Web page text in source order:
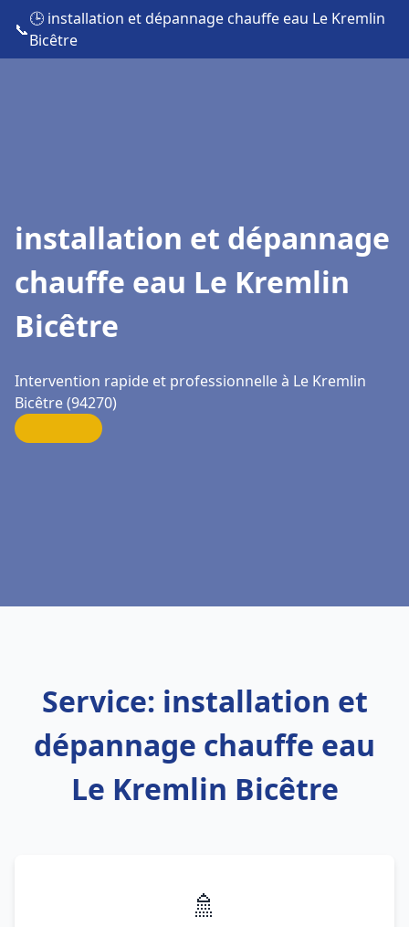
📞
🕒 installation et dépannage chauffe eau Le Kremlin
Bicêtre
installation et dépannage
chauffe eau Le Kremlin
Bicêtre
Intervention rapide et professionnelle à Le Kremlin
Bicêtre (94270)
Service: installation et
dépannage chauffe eau
Le Kremlin Bicêtre
🚿